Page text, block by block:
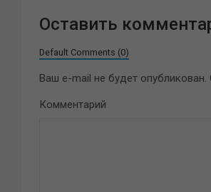
Оставить
Default Comments (0)
Ваш e-mail не будет опубликован.
Комментарий